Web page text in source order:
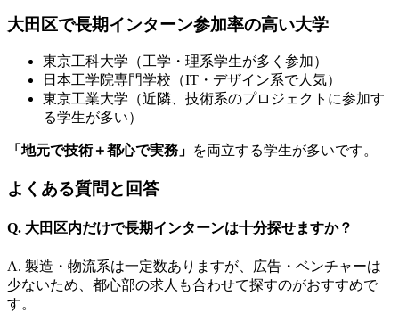
大田区で長期インターン参加率の高い大学
東京工科大学（工学・理系学生が多く参加）
日本工学院専門学校（IT・デザイン系で人気）
東京工業大学（近隣、技術系のプロジェクトに参加す
る学生が多い）
「地元で技術＋都心で実務」 を両立する学生が多いです。
よくある質問と回答
Q. 大田区内だけで長期インターンは十分探せますか？
A. 製造・物流系は一定数ありますが、広告・ベンチャーは
少ないため、都心部の求人も合わせて探すのがおすすめで
す。